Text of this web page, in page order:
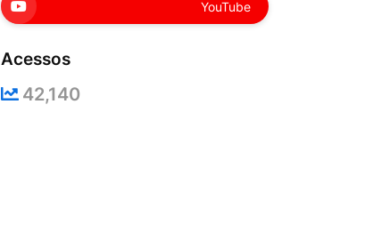
YouTube
Acessos
42,140